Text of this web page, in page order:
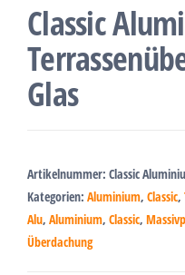
Classic
Glas
Artikelnummer: Classic
Kategorien: Aluminium, Classic,
Alu, Aluminium, Classic,
Überdachung